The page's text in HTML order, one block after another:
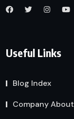
Useful Links
Blog Index
Company About